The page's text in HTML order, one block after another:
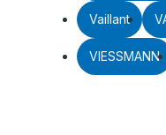
Vaillant
VIESSMANN